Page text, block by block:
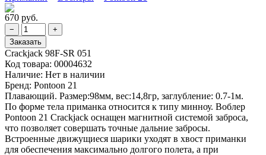
670 руб.
Crackjack 98F-SR 051
Код товара: 00004632
Наличие: Нет в наличии
Бренд: Pontoon 21
Плавающий. Размер:98мм, вес:14,8гр, заглубление: 0.7-1м.
По форме тела приманка относится к типу минноу. Воблер
Pontoon 21 Crackjack оснащен магнитной системой заброса,
что позволяет совершать точные дальние забросы.
Встроенные движущиеся шарики уходят в хвост приманки
для обеспечения максимально долгого полета, а при